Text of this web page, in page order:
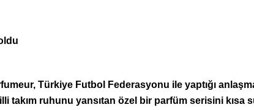
Türkiye Futbol Federasyonu ile yaptığı
takım ruhunu yansıtan özel bir parfüm serisini